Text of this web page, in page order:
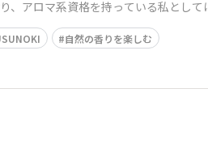
、アロマ系資格を持っている私として
自然の香りを楽しむ